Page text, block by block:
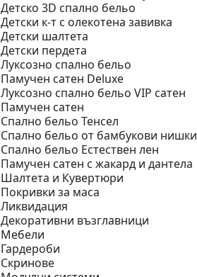
Детско 3D спално бельо
Детски к-т с олекотена завивка
Детски шалтета
Детски пердета
Луксозно спално бельо
Памучен сатен Deluxe
Луксозно спално бельо VIP сатен
Памучен сатен
Спално бельо Тенсел
Спално бельо от бамбукови нишки
Спално бельо Естествен лен
Памучен сатен с жакард и дантела
Шалтета и Кувертюри
Покривки за маса
Ликвидация
Декоративни възглавници
Мебели
Гардероби
Скринове